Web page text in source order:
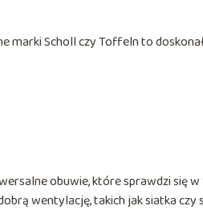
marki Scholl czy Toffeln to
obuwie, które sprawdzi się
wentylację, takich jak siatka